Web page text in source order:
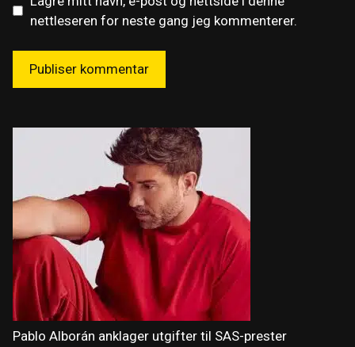
nettleseren for neste gang jeg kommenterer.
Pablo Alborán anklager utgifter til SAS-prester